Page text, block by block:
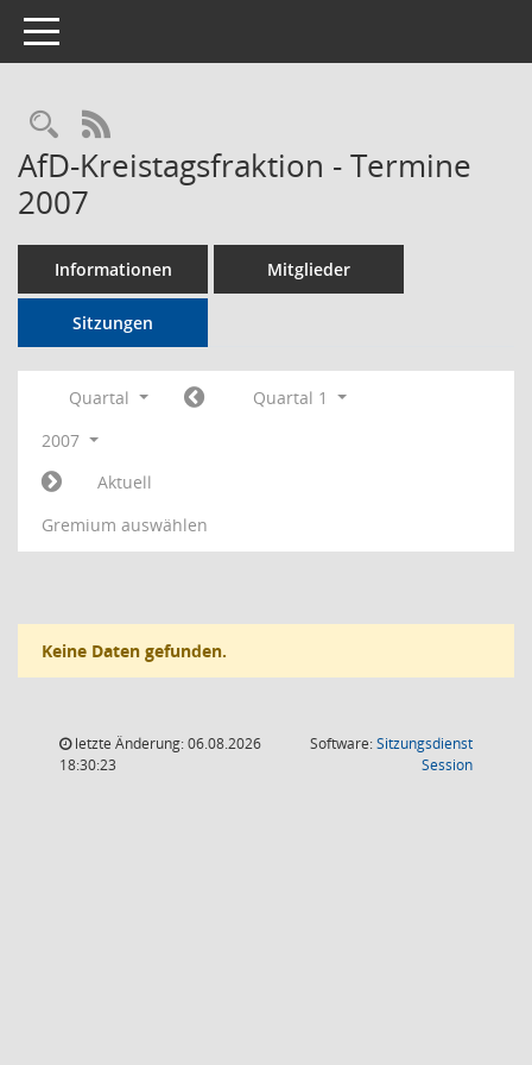
Toggle navigation
Rechercheauswahl
RSS-Feed
AfD-Kreistagsfraktion - Termine
2007
Informationen Mitglieder
Sitzungen
Quartal
Quartal 1
2007
Aktuell
Gremium auswählen
Keine Daten gefunden.
letzte Änderung: 06.08.2026
18:30:23
Software:Sitzungsdienst
Session(Wird in